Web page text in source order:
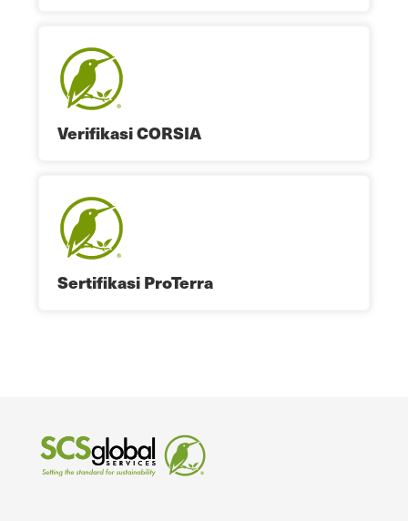
Verifikasi CORSIA
Sertifikasi ProTerra